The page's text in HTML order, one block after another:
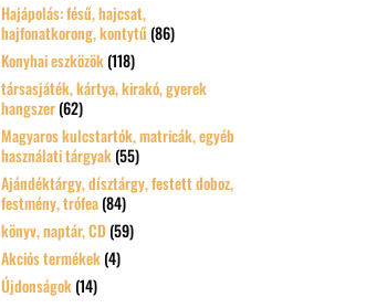
Hajápolás: fésű, hajcsat,
hajfonatkorong, kontytű(86)
Konyhai eszközök(118)
társasjáték, kártya, kirakó, gyerek
hangszer(62)
Magyaros kulcstartók, matricák, egyéb
használati tárgyak(55)
Ajándéktárgy, dísztárgy, festett doboz,
festmény, trófea(84)
könyv, naptár, CD (59)
Akciós termékek(4)
Újdonságok(14)